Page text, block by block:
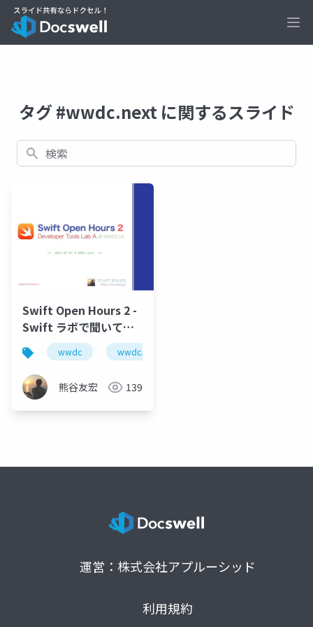
タグ #wwdc.next に関するスライド
検索
Swift Open Hours 2 -
Swift ラボで聞いてき
た話
wwdc wwdc.next
熊谷友宏 139
運営：株式会社アプルーシッド
利用規約